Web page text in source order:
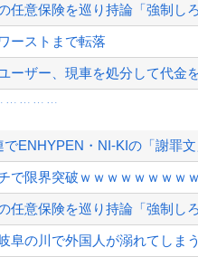
任意保険を巡り持論「強制し
ーストまで転落
ーザー、現車を処分して代金
ｗｗｗｗ
月で９６００人死亡
たい…」まさかの習慣を暴露ｗ
マイナンバーカードを持たな
たい…」まさかの習慣を暴露
ENHYPEN・NI-KIの「謝罪
で限界突破ｗｗｗｗｗｗｗｗ
任意保険を巡り持論「強制し
阜の川で外国人が溺れてしまう